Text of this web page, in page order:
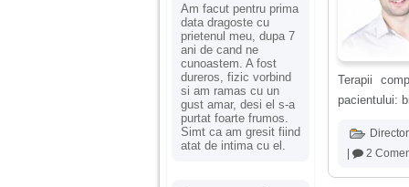
Am facut pentru prima
data dragoste cu
prietenul meu, dupa 7
ani de cand ne
cunoastem. A fost
dureros, fizic vorbind
si am ramas cu un
gust amar, desi el s-a
purtat foarte frumos.
Simt ca am gresit fiind
atat de intima cu el.
Terapii
pacientului:
2